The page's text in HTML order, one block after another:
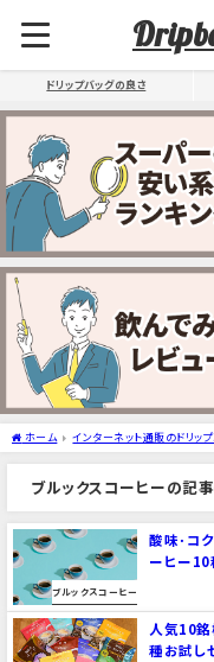
ドリップバッグの良さ
ホーム インターネット通販のドリッ
ブルックスコーヒーの記
ブルックスコーヒー
酸味･コ
ーヒー10
人気10銘
種お試し